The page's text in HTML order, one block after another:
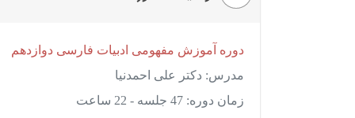
دوره آموزش مفهومی ادبیات فارسی دوازدهم
مدرس: دکتر علی احمدنیا
زمان دوره: 47 جلسه - 22 ساعت